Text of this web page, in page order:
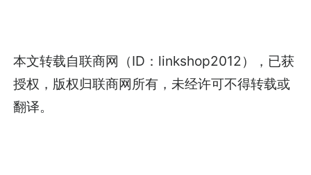
本文转载自联商网（ID：linkshop2012），已获
授权，版权归联商网所有，未经许可不得转载或
翻译。